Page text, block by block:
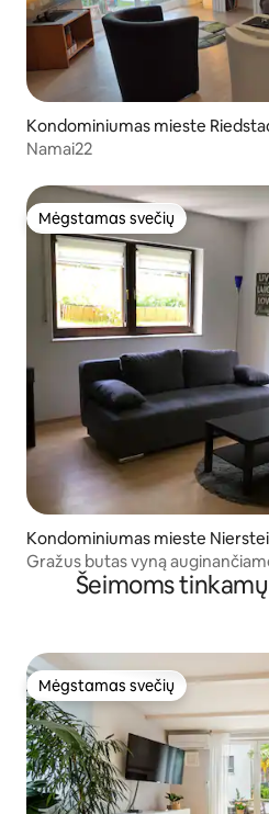
Kondominiumas mieste
Namai22
Mėgstamas svečių
Mėgstamas svečių
Kondominiumas mieste
Gražus butas vyną
Šeimoms
Mėgstamas svečių
Mėgstamas svečių